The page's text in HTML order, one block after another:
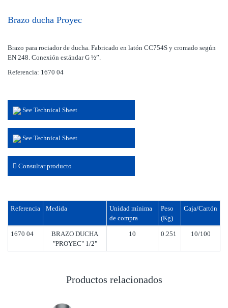
Brazo ducha Proyec
Brazo para rociador de ducha. Fabricado en latón CC754S y cromado según
EN 248. Conexión estándar G ½”.
Referencia: 1670 04
See Technical Sheet
See Technical Sheet
Consultar producto
Referencia Medida
Unidad mínima
de compra
Peso
(Kg)
Caja/Cartón
1670 04
BRAZO DUCHA
"PROYEC" 1/2"
10 0.251 10/100
Productos relacionados